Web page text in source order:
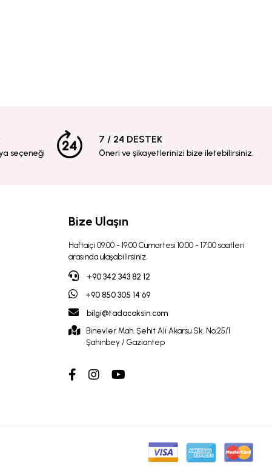
seçeneği
7 / 24 DESTEK
Öneri ve şikayetlerinizi bize iletebilirsiniz.
Bize Ulaşın
Haftaiçi 09:00 - 19:00 Cumartesi 10:00 - 17:00 saatleri
arasında ulaşabilirsiniz.
+90 342 343 82 12
+90 850 305 14 69
bilgi@tadacaksin.com
Binevler Mah. Şehit Ali Akarsu Sk. No:25/1
Şahinbey / Gaziantep